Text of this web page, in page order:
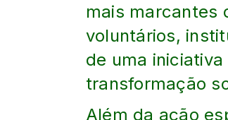
mais marcantes
voluntários,
de uma
transformação
Além da ação